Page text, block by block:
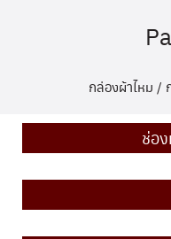
กล่องผ้าไหม /
ช่อ